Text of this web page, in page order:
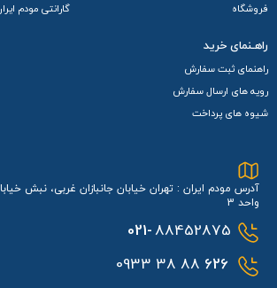
فروشگاه
گارانتی مودم
راهـنمای خرید
راهنمای ثبت سفارش
رویه های ارسال سفارش
شیوه های پرداخت
آدرس مودم ایران : تهران خیابان جانبازان غربی، نبش
واحد 3
021-88452875
626
88 38 0933